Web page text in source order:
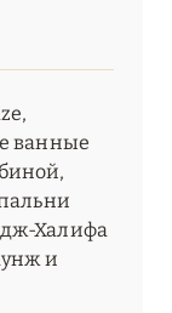
ванные
Халифа
и